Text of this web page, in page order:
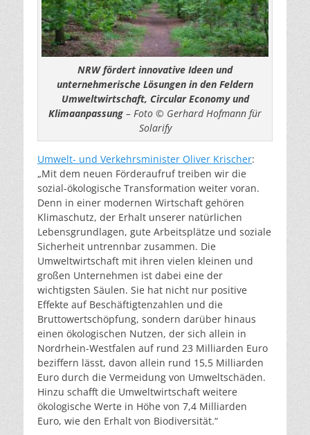
NRW fördert innovative Ideen und
unternehmerische Lösungen in den Feldern
Umweltwirtschaft, Circular Economy und
Klimaanpassung – Foto © Gerhard Hofmann für
Solarify
Umwelt- und Verkehrsminister Oliver Krischer:
„Mit dem neuen Förderaufruf treiben wir die
sozial-ökologische Transformation weiter voran.
Denn in einer modernen Wirtschaft gehören
Klimaschutz, der Erhalt unserer natürlichen
Lebensgrundlagen, gute Arbeitsplätze und soziale
Sicherheit untrennbar zusammen. Die
Umweltwirtschaft mit ihren vielen kleinen und
großen Unternehmen ist dabei eine der
wichtigsten Säulen. Sie hat nicht nur positive
Effekte auf Beschäftigtenzahlen und die
Bruttowertschöpfung, sondern darüber hinaus
einen ökologischen Nutzen, der sich allein in
Nordrhein-Westfalen auf rund 23 Milliarden Euro
beziffern lässt, davon allein rund 15,5 Milliarden
Euro durch die Vermeidung von Umweltschäden.
Hinzu schafft die Umweltwirtschaft weitere
ökologische Werte in Höhe von 7,4 Milliarden
Euro, wie den Erhalt von Biodiversität.“